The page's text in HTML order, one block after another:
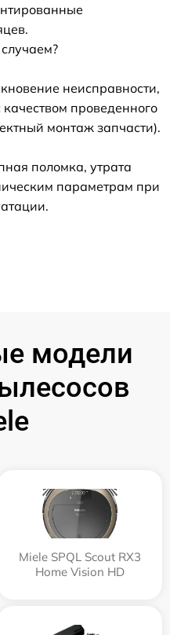
неисправности,
проведенного
монтаж запчасти).
поломка, утрата
параметрам при
модели
Miele SPQL Scout RX3
Home Vision HD